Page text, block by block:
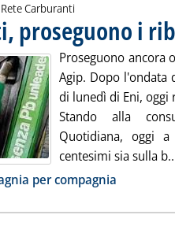
Carburanti
proseguono i
Proseguono ancora
Agip. Dopo l'ondata
di lunedì di Eni,
Stando alla
Quotidiana, oggi
centesimi sia sulla
alla notizia
per compagnia